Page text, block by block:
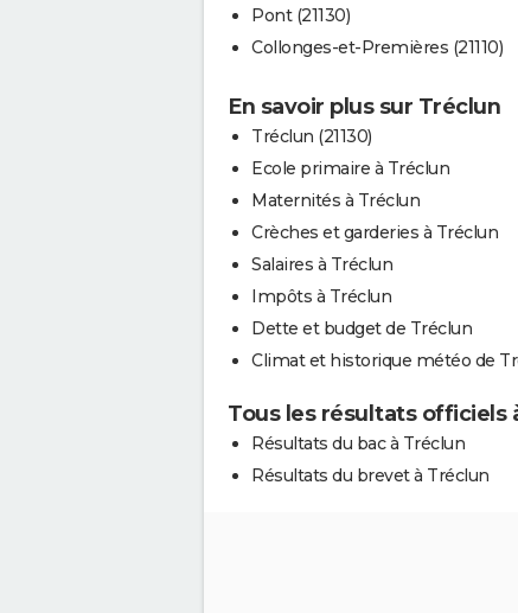
Pont (21130)
Collonges-et-Premières (21110)
En savoir plus sur Tréclun
Tréclun (21130)
Ecole primaire à Tréclun
Maternités à Tréclun
Crèches et garderies à Tréclun
Salaires à Tréclun
Impôts à Tréclun
Dette et budget de Tréclun
Climat et historique météo de
Tous les résultats officiels
Résultats du bac à Tréclun
Résultats du brevet à Tréclun